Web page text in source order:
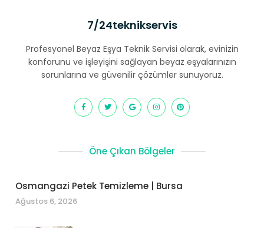
7/24teknikservis
Profesyonel Beyaz Eşya Teknik Servisi olarak, evinizin
konforunu ve işleyişini sağlayan beyaz eşyalarınızın
sorunlarına ve güvenilir çözümler sunuyoruz.
Öne Çıkan Bölgeler
Osmangazi Petek Temizleme | Bursa
Ağustos 6, 2026